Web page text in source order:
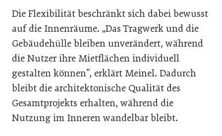
Die Flexibilität beschränkt sich dabei bewusst
auf die Innenräume. „Das Tragwerk und die
Gebäudehülle bleiben unverändert, während
die Nutzer ihre Mietflächen individuell
gestalten können“, erklärt Meinel. Dadurch
bleibt die architektonische Qualität des
Gesamtprojekts erhalten, während die
Nutzung im Inneren wandelbar bleibt.